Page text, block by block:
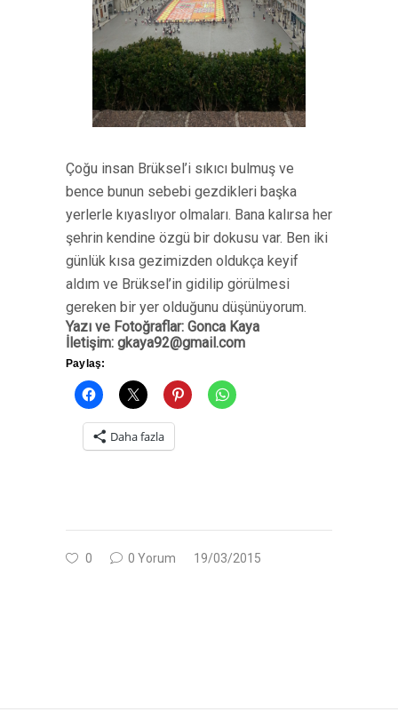
Çoğu insan Brüksel’i sıkıcı bulmuş ve
bence bunun sebebi gezdikleri başka
yerlerle kıyaslıyor olmaları. Bana kalırsa her
şehrin kendine özgü bir dokusu var. Ben iki
günlük kısa gezimizden oldukça keyif
aldım ve Brüksel’in gidilip görülmesi
gereken bir yer olduğunu düşünüyorum.
Yazı ve Fotoğraflar: Gonca Kaya
İletişim: gkaya92@gmail.com
Paylaş:
Daha fazla
0 0 Yorum 19/03/2015